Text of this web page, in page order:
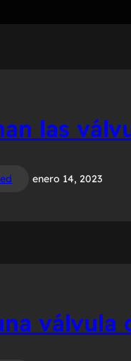
las
enero 14, 2023
válvula